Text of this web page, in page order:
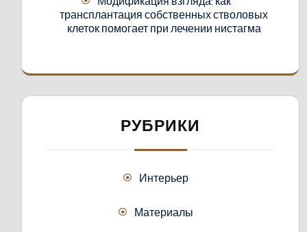
трансплантация собственных стволовых
клеток помогает при лечении нистагма
РУБРИКИ
Интерьер
Материалы